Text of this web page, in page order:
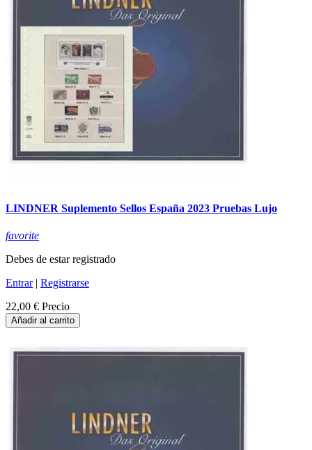
LINDNER Suplemento Sellos España 2023 Pruebas Lujo
favorite
Debes de estar registrado
Entrar| Registrarse
22,00 € Precio
Añadir al carrito